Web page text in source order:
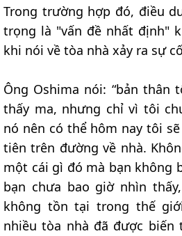
Trong trường hợp đó, điều
trọng là "vấn đề nhất định"
khi nói về tòa nhà xảy ra sự
Ông Oshima nói: “bản thân
thấy ma, nhưng chỉ vì tôi
nó nên có thể hôm nay tôi
tiên trên đường về nhà.
một cái gì đó mà bạn không
bạn chưa bao giờ nhìn
không tồn tại trong thế
nhiều tòa nhà đã được biến